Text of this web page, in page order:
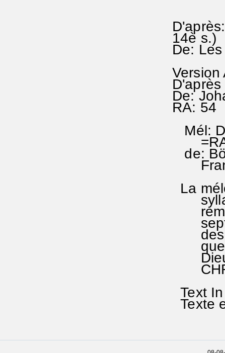
14è s.)
De:
Version
De:
RA: 54
Mél:
=RA
de:
La
des
Dieu
Text
Texte